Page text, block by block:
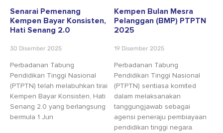
Senarai Pemenang
Kempen Bayar Konsisten,
Hati Senang 2.0
30 Disember 2025
Perbadanan Tabung
Pendidikan Tinggi Nasional
(PTPTN) telah melabuhkan tirai
Kempen Bayar Konsisten, Hati
Senang 2.0 yang berlangsung
bermula 1 Jun
Kempen Bulan Mesra
Pelanggan (BMP) PTPTN
2025
19 Disember 2025
Perbadanan Tabung
Pendidikan Tinggi Nasional
(PTPTN) sentiasa komited
dalam melaksanakan
tanggungjawab sebagai
agensi peneraju pembiayaan
pendidikan tinggi negara.